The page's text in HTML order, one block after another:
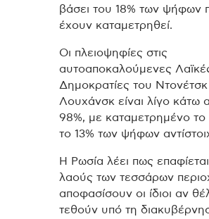
βάσει του 18% των ψήφων
έχουν καταμετρηθεί.
Οι πλειοψηφίες στις
αυτοαποκαλούμενες
Δημοκρατίες του Ντονέτσκ
Λουχάνσκ είναι λίγο κάτω
98%, με καταμετρημένο το
το 13% των ψήφων
Η Ρωσία λέει πως
λαούς των τεσσάρων
αποφασίσουν οι ίδιοι αν
τεθούν υπό τη